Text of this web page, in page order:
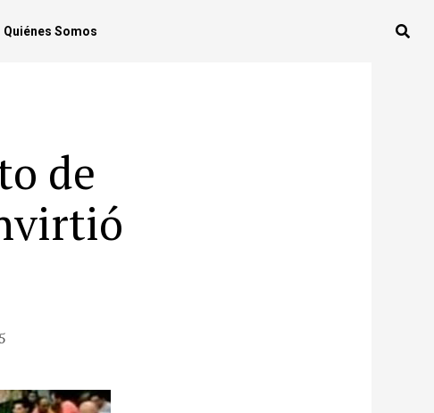
Quiénes Somos
de